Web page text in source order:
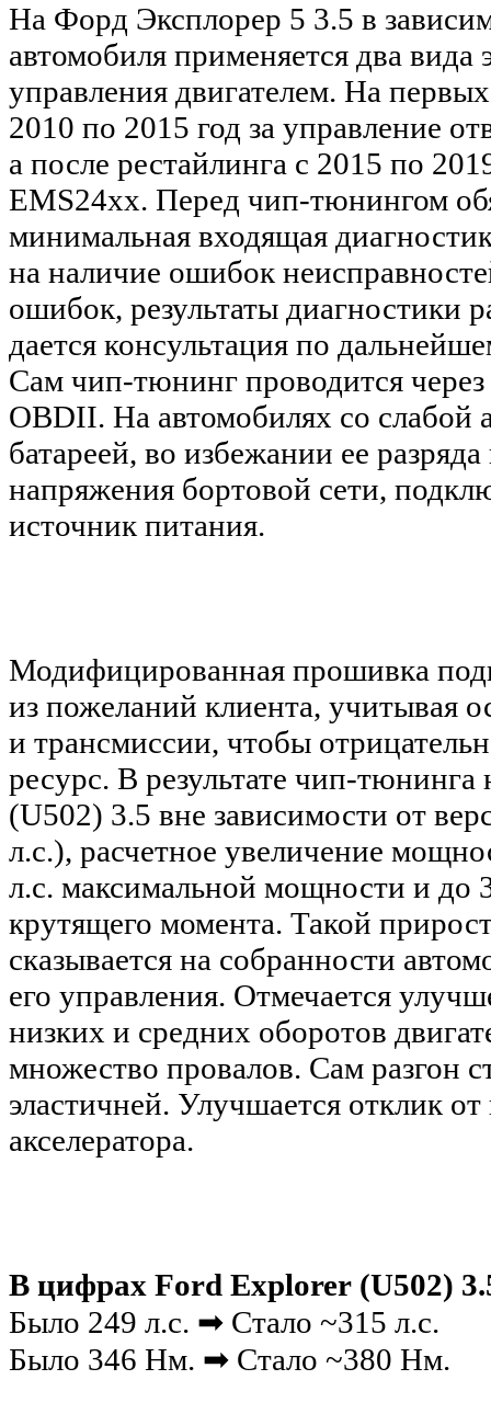
На Форд Эксплорер 5 3.5 в
автомобиля применяется два вида
управления двигателем. На
2010 по 2015 год за управление
а после рестайлинга с 2015 по
EMS24xx. Перед чип-тюнингом
минимальная входящая
на наличие ошибок
ошибок, результаты диагностики
дается консультация по
Сам чип-тюнинг проводится
OBDII. На автомобилях со слабой
батареей, во избежании ее
напряжения бортовой сети,
источник питания.
Модифицированная прошивка
из пожеланий клиента, учитывая
и трансмиссии, чтобы
ресурс. В результате чип-
(U502) 3.5 вне зависимости от
л.с.), расчетное увеличение
л.с. максимальной мощности и до
крутящего момента. Такой
сказывается на собранности
его управления. Отмечается
низких и средних оборотов
множество провалов. Сам разгон
эластичней. Улучшается отклик
акселератора.
В цифрах Ford Explorer (U502)
Было 249 л.с. ➡ Стало ~315 л.с.
Было 346 Нм. ➡ Стало ~380 Нм.